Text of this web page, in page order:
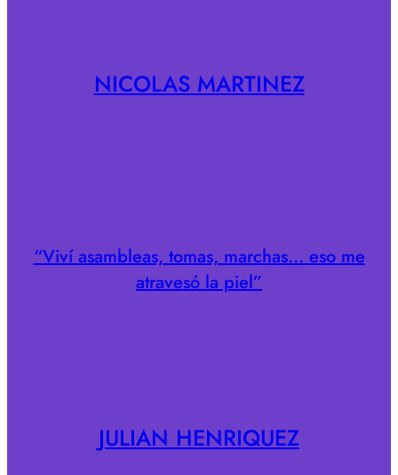
NICOLAS MARTINEZ
“Viví asambleas, tomas, marchas… eso me
atravesó la piel”
JULIAN HENRIQUEZ